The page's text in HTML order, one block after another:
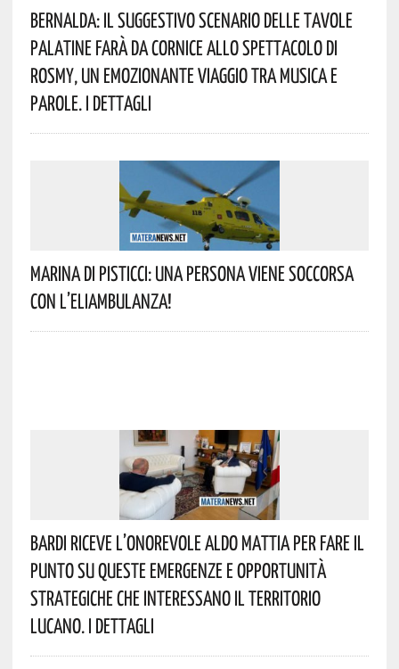
Bernalda: Il Suggestivo Scenario Delle Tavole
Palatine Farà Da Cornice Allo Spettacolo Di
Rosmy, Un Emozionante Viaggio Tra Musica E
Parole. I Dettagli
Marina Di Pisticci: Una Persona Viene Soccorsa
Con L’eliambulanza!
Bardi Riceve L’onorevole Aldo Mattia Per Fare Il
Punto Su Queste Emergenze E Opportunità
Strategiche Che Interessano Il Territorio
Lucano. I Dettagli